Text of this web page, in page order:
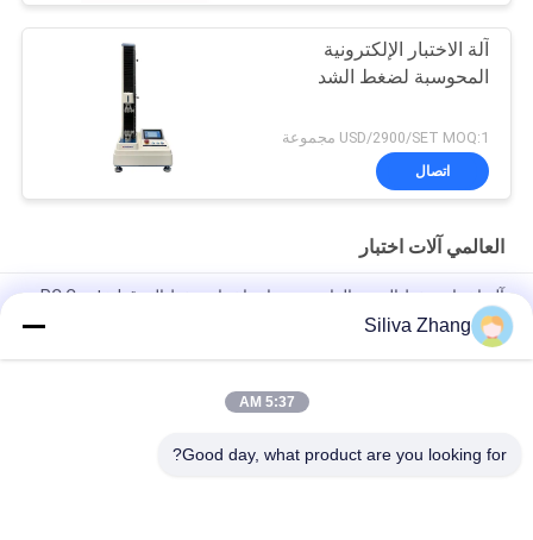
آلة الاختبار الإلكترونية
المحوسبة لضغط الشد
USD/2900/SET MOQ:1 مجموعة
اتصال
العالمي آلات اختبار
آلة اختبار ضغط العمود الواحد ، معدات اختبار ضغط الورق PC Control
آلات اختبار عالمية مزدوجة عمود التيار المتردد للبلاستيك / المطاط /
النسيج مع ضمان سنة 1
1 ~ 500mm / min سرعة ارتفاع منخفض درجة حرارة عالميّ يختبر آلة
Siliva Zhang
5:37 AM
Good day, what product are you looking for?